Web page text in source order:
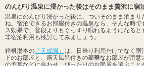
のんびり温泉に浸かった後はそのまま贅沢に宿
温泉にのんびり浸かった後に、ついそのまま泊まり
ね。宿泊できるお部屋付きの温泉なら、そんな時で
ス効果で、普段よりもぐっすり眠れるようになる
非宿泊利用も検討してみましょう。
箱根湯本の 「天成園」 は、日帰り利用だけでなく宿
ドのお部屋と、露天風呂付きの豪華なお部屋が用
の予算などに合わせ、ぴったりのお部屋を選ぶこ